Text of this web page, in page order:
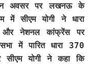
अवसर पर लखनऊ के
में सीएम योगी ने धारा
नेशनल कांफ्रेंस पर
में पारित धारा 370
योगी ने कहा कि